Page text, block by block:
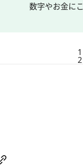
数字やお金に
1
2